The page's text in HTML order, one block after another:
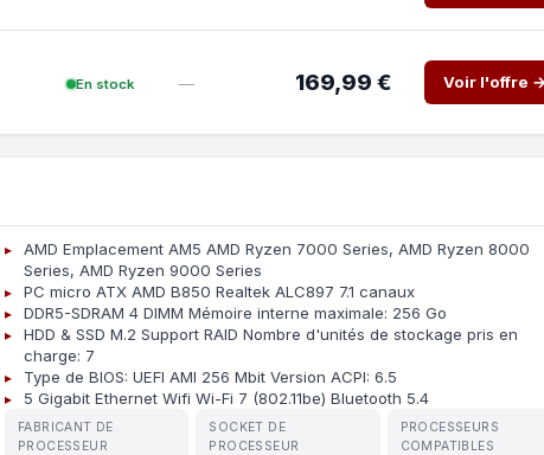
En stock — 169,99 € Voir l'offre
AMD Emplacement AM5 AMD Ryzen 7000 Series, AMD Ryzen 8000
Series, AMD Ryzen 9000 Series
PC micro ATX AMD B850 Realtek ALC897 7.1 canaux
DDR5-SDRAM 4 DIMM Mémoire interne maximale: 256 Go
HDD & SSD M.2 Support RAID Nombre d'unités de stockage pris en
charge: 7
Type de BIOS: UEFI AMI 256 Mbit Version ACPI: 6.5
5 Gigabit Ethernet Wifi Wi-Fi 7 (802.11be) Bluetooth 5.4
FABRICANT DE
PROCESSEUR
SOCKET DE
PROCESSEUR
PROCESSEURS
COMPATIBLES